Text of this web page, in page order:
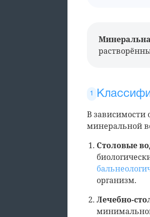
В зависимости
минеральной
Столовые
организм.
Лечебно-